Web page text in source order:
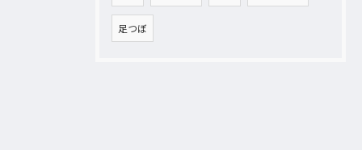
足つぼ